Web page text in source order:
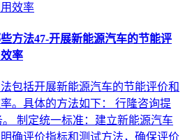
方法47-开展新能源汽车的节能评
率
包括开展新能源汽车的节能评价和
。具体的方法如下： 行隆咨询提
制定统一标准：建立新能源汽车
确评价指标和测试方法，确保评价